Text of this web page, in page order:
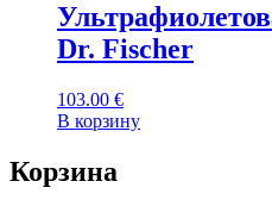
Dr. Fischer
103.00 €
В корзину
Корзина